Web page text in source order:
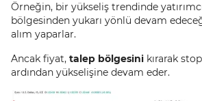
Örneğin, bir yükseliş trendinde
bölgesinden yukarı yönlü devam
alım yaparlar.
Ancak fiyat, talep bölgesini kırarak
ardından yükselişine devam eder.